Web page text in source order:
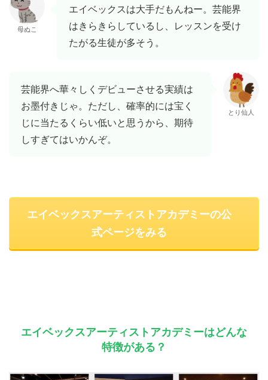
母ぬこ
エイベックスは大手だもんねー。芸能界
はきらきらしているし、レッスンを受け
たがる生徒が多そう。
芸能界へ華々しくデビューさせる実績は
お墨付きじゃ。ただし、確率的には宝く
じに当たるくらい低いと思うから、期待
しすぎてはいかんぞ。
とり仙人
エイベックスアーティストアカデミーの公
式ページをみる
エイベックスアーティストアカデミーはどんな
特徴がある？